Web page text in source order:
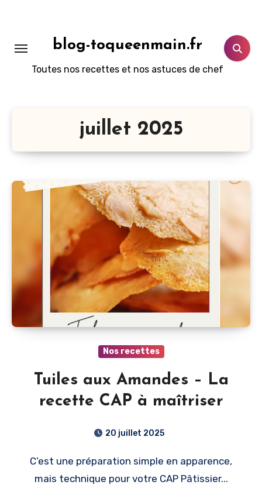
principal
blog-toqueenmain.fr
Toutes nos recettes et nos astuces de chef
juillet 2025
Nos recettes
Tuiles aux Amandes – La
recette CAP à maîtriser
20 juillet 2025
C’est une préparation simple en apparence,
mais technique pour votre CAP Pâtissier...